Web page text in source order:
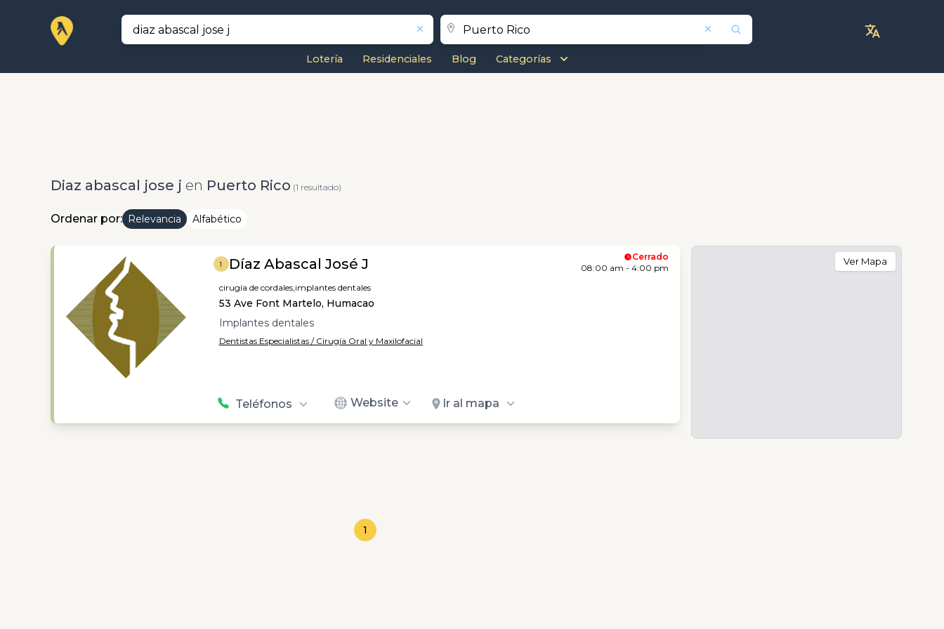
Lotería Residenciales Blog Categorías
Diaz abascal jose j en Puerto Rico (1 resultado)
Ordenar por: Relevancia Alfabético
1 Díaz Abascal José J
cirugía de cordales,implantes dentales
53 Ave Font Martelo, Humacao
Implantes dentales
Dentistas Especialistas / Cirugía Oral y Maxilofacial
Teléfonos Website Ir al mapa
Cerrado
08:00 am - 4:00 pm
1
Ver Mapa